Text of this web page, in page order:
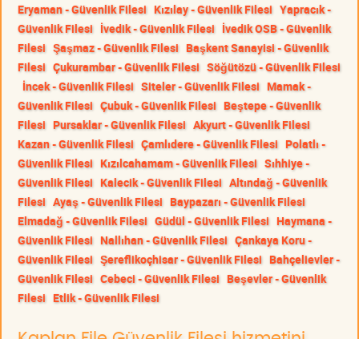
Eryaman - Güvenlik Filesi Kızılay - Güvenlik Filesi Yapracık -
Güvenlik Filesi İvedik - Güvenlik Filesi İvedik OSB - Güvenlik
Filesi Şaşmaz - Güvenlik Filesi Başkent Sanayisi - Güvenlik
Filesi Çukurambar - Güvenlik Filesi Söğütözü - Güvenlik Filesi
İncek - Güvenlik Filesi Siteler - Güvenlik Filesi Mamak -
Güvenlik Filesi Çubuk - Güvenlik Filesi Beştepe - Güvenlik
Filesi Pursaklar - Güvenlik Filesi Akyurt - Güvenlik Filesi
Kazan - Güvenlik Filesi Çamlıdere - Güvenlik Filesi Polatlı -
Güvenlik Filesi Kızılcahamam - Güvenlik Filesi Sıhhiye -
Güvenlik Filesi Kalecik - Güvenlik Filesi Altındağ - Güvenlik
Filesi Ayaş - Güvenlik Filesi Baypazarı - Güvenlik Filesi
Elmadağ - Güvenlik Filesi Güdül - Güvenlik Filesi Haymana -
Güvenlik Filesi Nallıhan - Güvenlik Filesi Çankaya Koru -
Güvenlik Filesi Şereflikoçhisar - Güvenlik Filesi Bahçelievler -
Güvenlik Filesi Cebeci - Güvenlik Filesi Beşevler - Güvenlik
Filesi Etlik - Güvenlik Filesi